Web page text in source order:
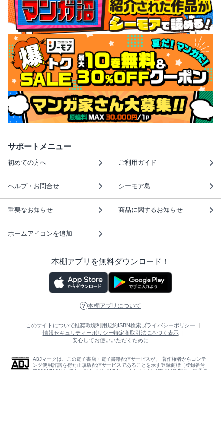
サポートメニュー
初めての方へ ご利用ガイド
ヘルプ・お問合せ シーモア島
重要なお知らせ 商品に関するお知らせ
ホームアイコンを追加
本棚アプリを無料ダウンロード！
本棚アプリについて
このサイトについて推奨環境利用規約ISBN検索プライバシーポリシー
情報セキュリティーポリシー特定商取引法に基づく表示
安心してお使いいただくために
ABJマークは、この電子書店・電子書籍配信サービスが、 著作権者からコンテ
ンツ使用許諾を得た正規版配信サービスであることを示す登録商標（登録番号
第6091713号）です。 詳しくは［ABJマーク］または［電子出版制作・流通協